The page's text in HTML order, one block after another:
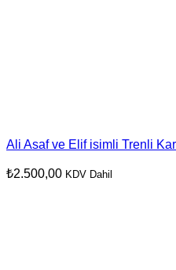
Ali Asaf ve Elif isimli Trenli
₺2.500,00 KDV Dahil